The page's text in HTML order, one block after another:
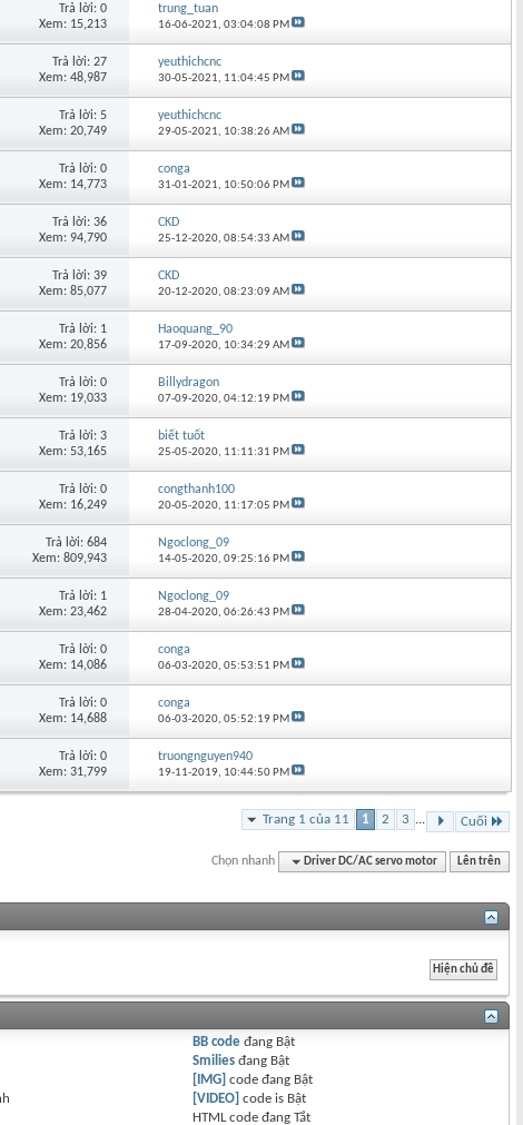
Trả lời: 0
Xem: 15,213
trung_tuan
16-06-2021,03:04:08 PM
Trả lời: 27
Xem: 48,987
yeuthichcnc
30-05-2021, 11:04:45 PM
Trả lời: 5
Xem: 20,749
yeuthichcnc
29-05-2021, 10:38:26 AM
Trả lời: 0
Xem: 14,773
conga
31-01-2021, 10:50:06 PM
Trả lời: 36
Xem: 94,790
CKD
25-12-2020,08:54:33 AM
Trả lời: 39
Xem: 85,077
CKD
20-12-2020,08:23:09 AM
Trả lời: 1
Xem: 20,856
Haoquang_90
17-09-2020, 10:34:29 AM
Trả lời: 0
Xem: 19,033
Billydragon
07-09-2020,04:12:19 PM
Trả lời: 3
Xem: 53,165
biết tuốt
25-05-2020, 11:11:31 PM
Trả lời: 0
Xem: 16,249
congthanh100
20-05-2020, 11:17:05 PM
Trả lời: 684
Xem: 809,943
Ngoclong_09
14-05-2020,09:25:16 PM
Trả lời: 1
Xem: 23,462
Ngoclong_09
28-04-2020,06:26:43 PM
Trả lời: 0
Xem: 14,086
conga
06-03-2020,05:53:51 PM
Trả lời: 0
Xem: 14,688
conga
06-03-2020,05:52:19 PM
Trả lời: 0
Xem: 31,799
truongnguyen940
19-11-2019, 10:44:50 PM
Trang 1 của 11 1 2 3 ... Cuối
Chọn nhanh Driver DC/AC servo motor Lên trên
BB code đang Bật
Smilies đang Bật
[IMG] code đang Bật
[VIDEO] code is Bật
HTML code đangTắt